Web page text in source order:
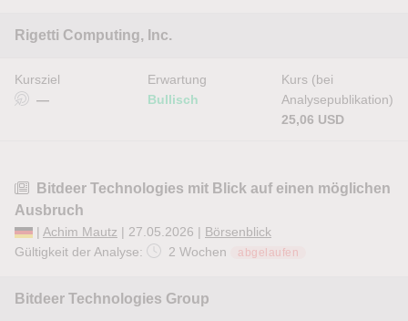
Rigetti Computing, Inc.
Kursziel
—
Erwartung
Bullisch
Kurs (bei
Analysepublikation)
25,06 USD
Bitdeer Technologies mit Blick auf einen möglichen
Ausbruch
| Achim Mautz | 27.05.2026 | Börsenblick
Gültigkeit der Analyse:
2 Wochen abgelaufen
Bitdeer Technologies Group